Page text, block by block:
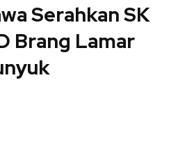
Serahkan SK
Brang Lamar